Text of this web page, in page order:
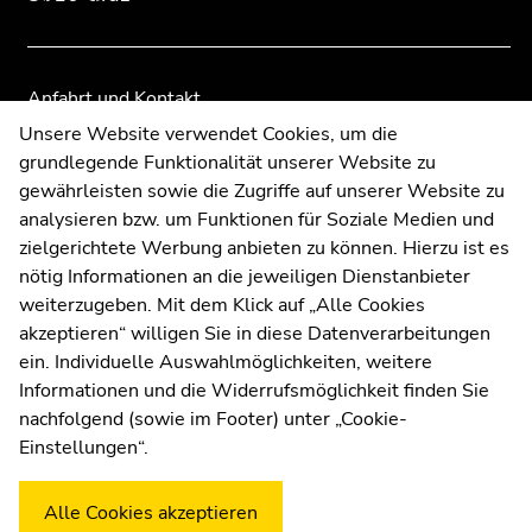
Internationales
Ende
dieses
Seitenbereichs.
Zur
Übersicht
der
Seitenbereiche
Anfahrt und Kontakt
Kommunikation und Öffentlichkeitsarbeit
Moodle
UNIGRAZonline
Impressum
Datenschutzerklärung
Cookie-Einstellungen
Barrierefreiheitserklärung
WetterstationUni Graz
Unsere Website verwendet Cookies, um die
grundlegende Funktionalität unserer Website zu
gewährleisten sowie die Zugriffe auf unserer Website zu
analysieren bzw. um Funktionen für Soziale Medien und
zielgerichtete Werbung anbieten zu können. Hierzu ist es
nötig Informationen an die jeweiligen Dienstanbieter
weiterzugeben. Mit dem Klick auf „Alle Cookies
akzeptieren“ willigen Sie in diese Datenverarbeitungen
ein. Individuelle Auswahlmöglichkeiten, weitere
Informationen und die Widerrufsmöglichkeit finden Sie
nachfolgend (sowie im Footer) unter „Cookie-
Einstellungen“.
Alle Cookies akzeptieren